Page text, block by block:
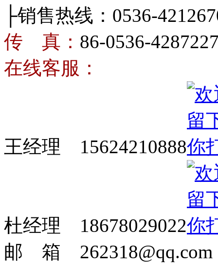
├销售热线：0536-
传 真： 86-0536-
在线客服：
王经理 15624210888
杜经理 18678029022
邮 箱 262318@qq.com